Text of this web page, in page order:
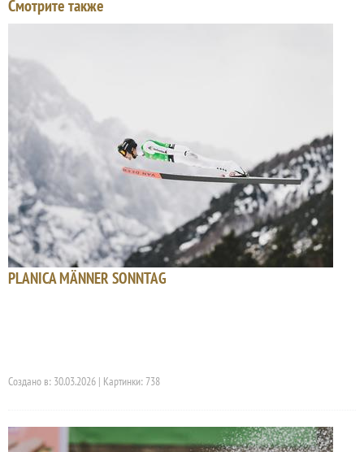
Смотрите также
PLANICA MÄNNER SONNTAG
Создано в: 30.03.2026 | Картинки: 738